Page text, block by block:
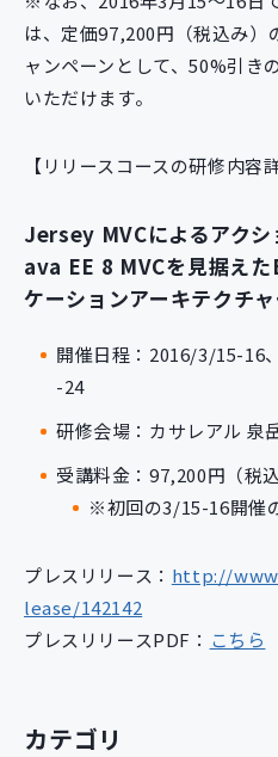
は、定価97,200円（税込み）
ャンペーンとして、50%引き
いただけます。
【リリースコースの研修内容
Jersey MVCによるアク
ava EE 8 MVCを見据え
ケーションアーキテクチ
開催日程：2016/3/15-16
-24
研修会場：カサレアル 泉
受講料金：97,200円（税込
※初回の3/15-16開催
プレスリリース： http://
lease/142142
プレスリリースPDF： こちら
カテゴリ